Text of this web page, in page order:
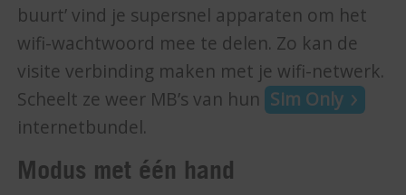
buurt’ vind je supersnel apparaten om het
wifi-wachtwoord mee te delen. Zo kan de
visite verbinding maken met je wifi-netwerk.
Scheelt ze weer MB’s van hun Sim Only
internetbundel.
Modus met één hand